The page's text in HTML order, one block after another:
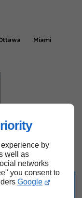
by
well as
networks
you consent to
Google
Miami
version?